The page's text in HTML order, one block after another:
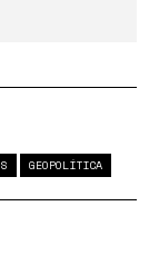
GEOPOLÍTICA